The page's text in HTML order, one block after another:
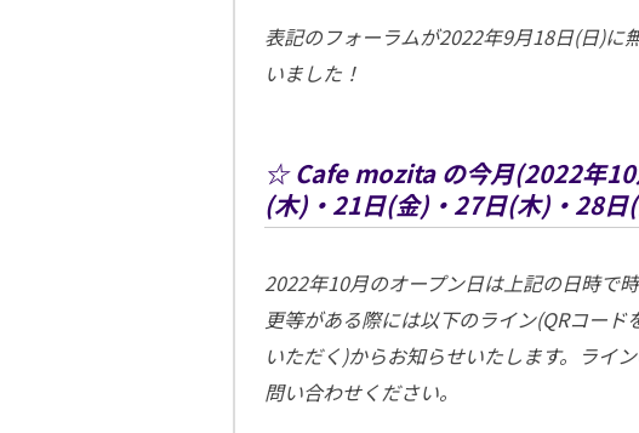
表記のフォーラムが2022年9月18日(日)に
いました！
☆ Cafe mozita の今月(2022年10
(木)・21日(金)・27日(木)・28日
2022年10月のオープン日は上記の日時で
更等がある際には以下のライン(QRコー
いただく)からお知らせいたします。ライ
問い合わせください。